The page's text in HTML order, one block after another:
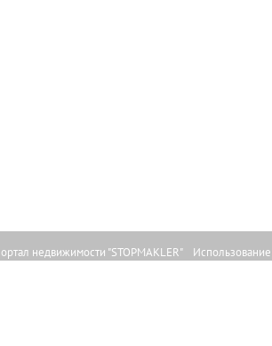
недвижимости "STOPMAKLER"